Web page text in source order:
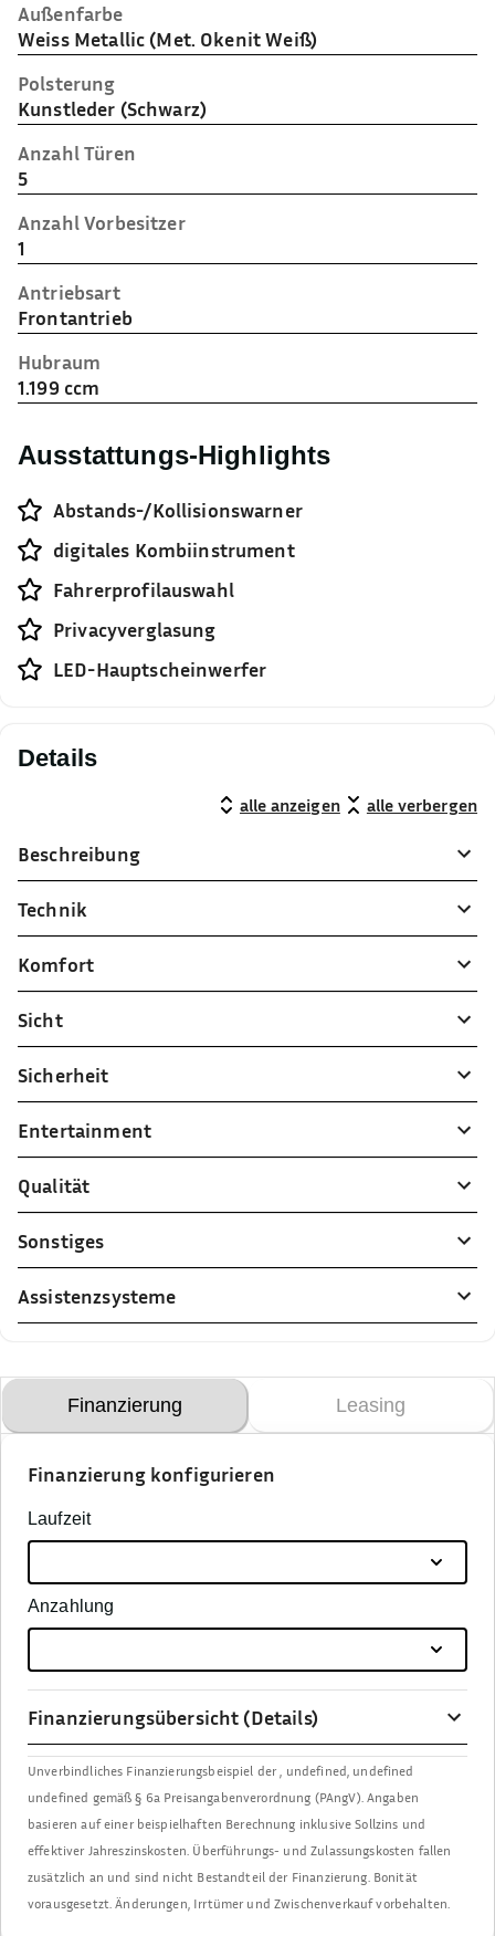
Außenfarbe
Weiss Metallic (Met. Okenit Weiß)
Polsterung
Kunstleder (Schwarz)
Anzahl Türen
5
Anzahl Vorbesitzer
1
Antriebsart
Frontantrieb
Hubraum
1.199 ccm
Ausstattungs-Highlights
Abstands-/Kollisionswarner
digitales Kombiinstrument
Fahrerprofilauswahl
Privacyverglasung
LED-Hauptscheinwerfer
Details
alle anzeigen alle verbergen
Beschreibung
Technik
Komfort
Sicht
Sicherheit
Entertainment
Qualität
Sonstiges
Assistenzsysteme
Finanzierung Leasing
Finanzierung konfigurieren
Laufzeit
Anzahlung
Finanzierungsübersicht (Details)
Unverbindliches Finanzierungsbeispiel der, undefined, undefined
undefined gemäß § 6a Preisangabenverordnung (PAngV). Angaben
basieren auf einer beispielhaften Berechnung inklusive Sollzins und
effektiver Jahreszinskosten. Überführungs- und Zulassungskosten fallen
zusätzlich an und sind nicht Bestandteil der Finanzierung. Bonität
vorausgesetzt. Änderungen, Irrtümer und Zwischenverkauf vorbehalten.